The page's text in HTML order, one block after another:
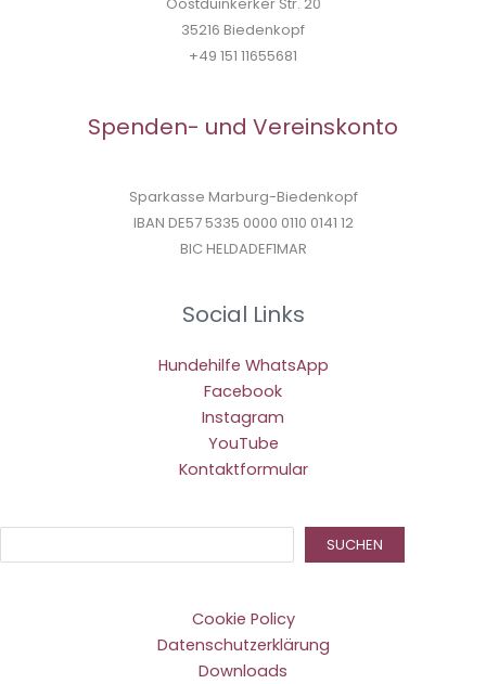
35216 Biedenkopf
+49 151 11655681
Spenden- und Vereinskonto
Sparkasse Marburg-Biedenkopf
IBAN DE57 5335 0000 0110 0141 12
BIC HELDADEF1MAR
Social Links
Hundehilfe WhatsApp
Facebook
Instagram
YouTube
Kontaktformular
SUCHEN
Cookie Policy
Datenschutzerklärung
Downloads